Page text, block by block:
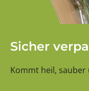
Sicher
Kommt heil,